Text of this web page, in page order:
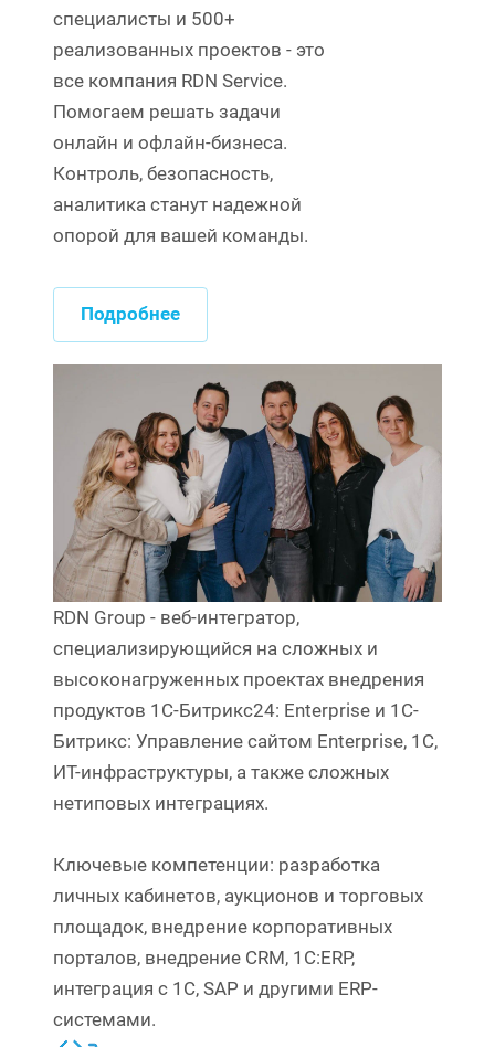
специалисты и 500+
реализованных проектов - это
все компания RDN Service.
Помогаем решать задачи
онлайн и офлайн-бизнеса.
Контроль, безопасность,
аналитика станут надежной
опорой для вашей команды.
Подробнее
RDN Group - веб-интегратор,
специализирующийся на сложных и
высоконагруженных проектах внедрения
продуктов 1С-Битрикс24: Enterprise и 1C-
Битрикс: Управление сайтом Enterprise, 1С,
ИТ-инфраструктуры, а также сложных
нетиповых интеграциях.
Ключевые компетенции: разработка
личных кабинетов, аукционов и торговых
площадок, внедрение корпоративных
порталов, внедрение CRM, 1С:ERP,
интеграция с 1С, SAP и другими ERP-
системами.